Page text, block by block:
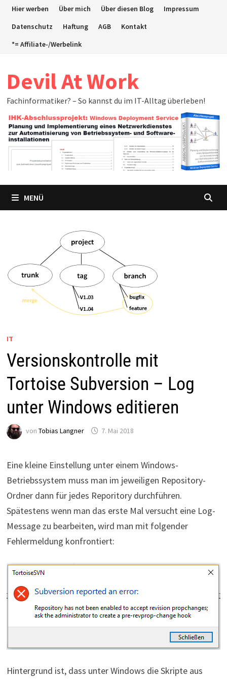
ZumHier werben Über mich Über diesen Blog
Impressum
Datenschutz
Haftung AGB
Kontakt
*= Affiliate-/Werbelink
Devil At Work
Fachinformatiker? – So kannst du im IT-Alltag überleben!
MENÜ
IT
Versionskontrolle mit
Tortoise Subversion – Log
unter Windows editieren
von Tobias Langner 7. Mai 2018
Eine kleine Einstellung unter einem Windows-
Betriebssystem muss man im jeweiligen Repository-
Ordner dann für jedes Reporitory durchführen.
Spätestens wenn man das erste Mal versucht eine Log-
Message zu bearbeiten, wird man mit folgender
Fehlermeldung konfrontiert:
Hintergrund ist, dass unter Windows die Skripte aus